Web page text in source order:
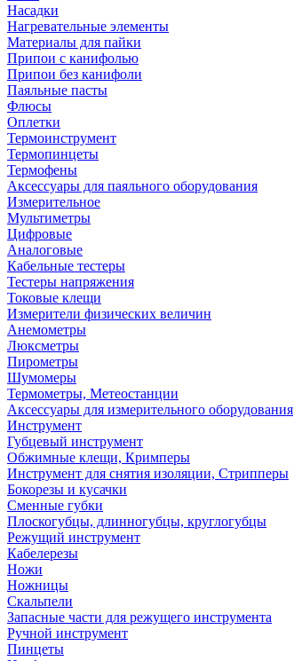
Насадки
Нагревательные элементы
Материалы для пайки
Припои с канифолью
Припои без канифоли
Паяльные пасты
Флюсы
Оплетки
Термоинструмент
Термопинцеты
Термофены
Аксессуары для паяльного оборудования
Измерительное
Мультиметры
Цифровые
Аналоговые
Кабельные тестеры
Тестеры напряжения
Токовые клещи
Измерители физических величин
Анемометры
Люксметры
Пирометры
Шумомеры
Термометры, Метеостанции
Аксессуары для измерительного оборудования
Инструмент
Губцевый инструмент
Обжимные клещи, Кримперы
Инструмент для снятия изоляции, Стрипперы
Бокорезы и кусачки
Сменные губки
Плоскогубцы, длинногубцы, круглогубцы
Режущий инструмент
Кабелерезы
Ножи
Ножницы
Скальпели
Запасные части для режущего инструмента
Ручной инструмент
Пинцеты